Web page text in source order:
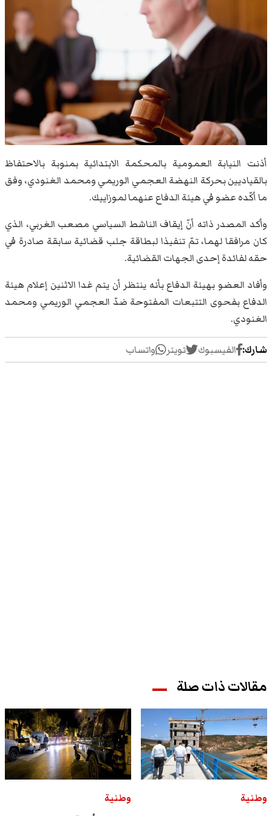
أذنت النيابة العمومية بالمحكمة الابتدائية بمنوبة بالاحتفاظ
بالقياديين بحركة النهضة العجمي الوريمي ومحمد الغنودي، وفق
ما أكّده عضو في هيئة الدفاع عنهما لموزاييك.
وأكد المصدر ذاته أنّ إيقاف الناشط السياسي مصعب الغربي، الذي
كان مرافقا لهما، تمّ تنفيذا لبطاقة جلب قضائية سابقة صادرة في
حقه لفائدة إحدى الجهات القضائية.
وأفاد العضو بهيئة الدفاع بأنه ينتظر أن يتم غدا الاثنين إعلام هيئة
الدفاع بفحوى التتبعات المفتوحة ضدّ العجمي الوريمي ومحمد
الغنودي.
شارك: الفيسبوك تويتر واتساب
مقالات ذات صلة
وطنية
وطنية